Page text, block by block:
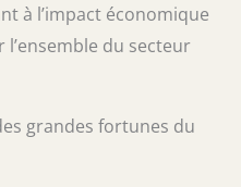
à l’impact économique
du secteur
grandes fortunes du